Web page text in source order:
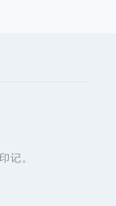
记。